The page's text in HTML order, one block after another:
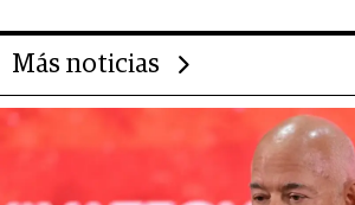
Más noticias